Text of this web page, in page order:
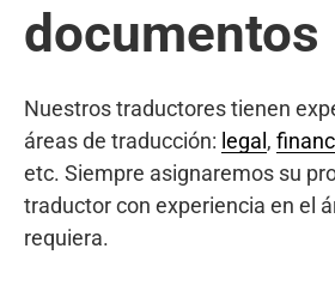
documentos
Nuestros traductores tienen
áreas de traducción: legal ,
etc. Siempre asignaremos su
traductor con experiencia en el
requiera.